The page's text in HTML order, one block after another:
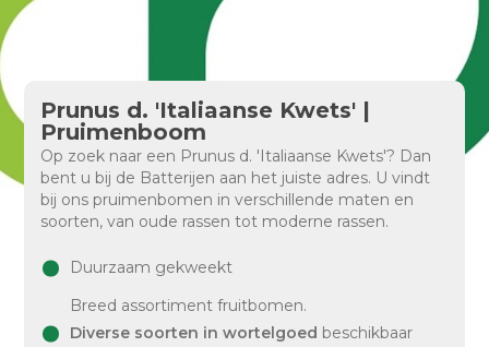
Prunus d. 'Italiaanse Kwets' |
Pruimenboom
Op zoek naar een Prunus d. 'Italiaanse Kwets'? Dan
bent u bij de Batterijen aan het juiste adres. U vindt
bij ons pruimenbomen in verschillende maten en
soorten, van oude rassen tot moderne rassen.
Duurzaam gekweekt
Breed assortiment fruitbomen.
Diverse soorten in wortelgoed beschikbaar